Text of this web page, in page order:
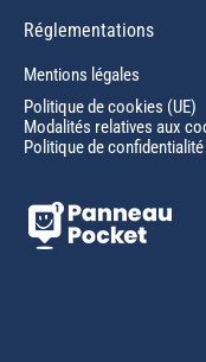
Réglementations
Mentions légales
Politique de cookies (UE)
Modalités relatives aux
Politique de confidentialité